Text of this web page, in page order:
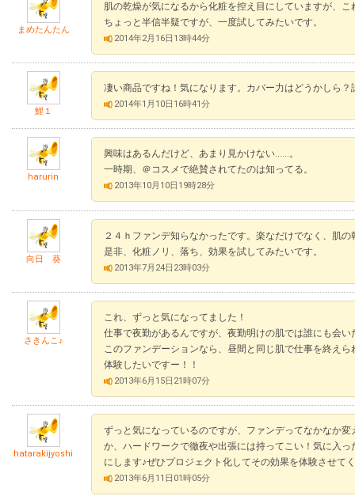
まめたんたん
肌の乾燥が気になるから化粧を控え目にしていますが、
ちょっと半信半疑ですが、一度試してみたいです。
2014年2月16日13時44分
鯉１
凄い商品ですね！気になります。カバー力はどうかしら？
2014年1月10日16時41分
harurin
興味はあるんだけど、あまり見かけない……。
一時期、＠コスメで絶賛されてたのは知ってる。
2013年10月10日19時28分
向日 葵
２４ｈファンデ知らなかったです。楽なだけでなく、肌
是非、化粧ノリ、落ち、効果を試してみたいです。
2013年7月24日23時03分
さきんこ♪
これ、ずっと気になってました！
仕事で夜勤があるんですが、夜勤明けの肌では誰にも会
このファンデーションなら、昼間と同じ肌で仕事を終え
体験したいですー！！
2013年6月15日21時07分
hatarakijyoshi
ずっと気になっているのですが、ファンデってなかなか
か、ハードワークで徹夜や出張には持ってこい！気に入
にします♪ぜひプロジェクト化してその効果を体験させて
2013年6月11日01時05分